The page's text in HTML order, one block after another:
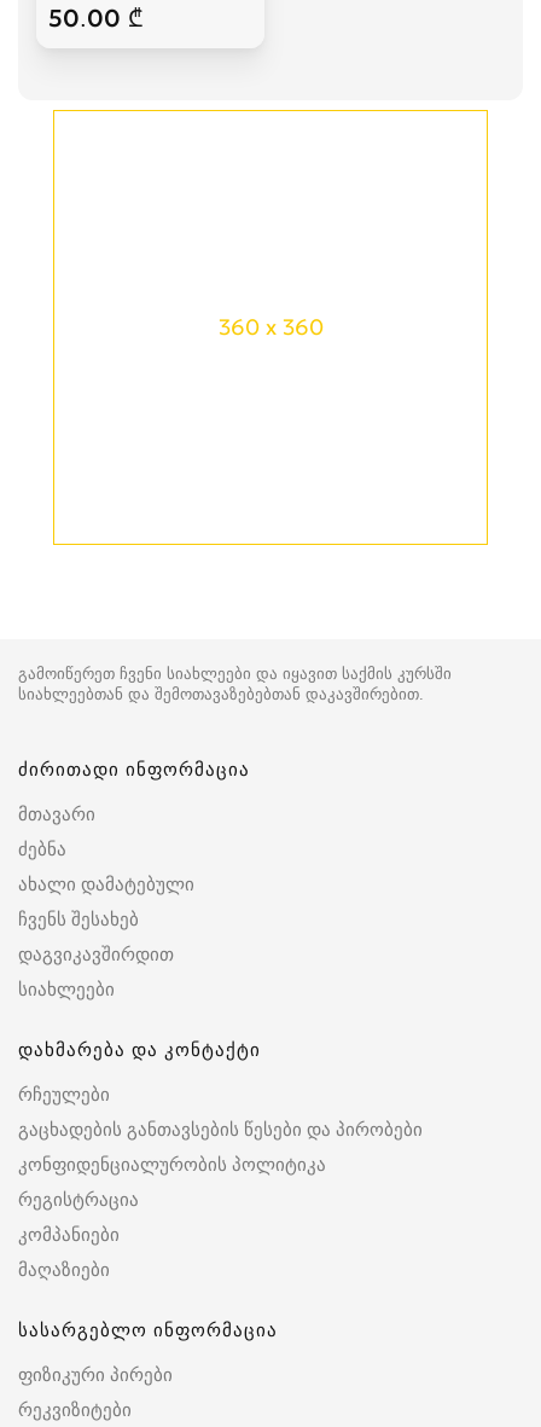
50.00 ₾
360 x 360
გამოიწერეთ ჩვენი სიახლეები და იყავით საქმის კურსში
სიახლეებთან და შემოთავაზებებთან დაკავშირებით.
ძირითადი ინფორმაცია
მთავარი
ძებნა
ახალი დამატებული
ჩვენს შესახებ
დაგვიკავშირდით
სიახლეები
დახმარება და კონტაქტი
რჩეულები
გაცხადების განთავსების წესები და პირობები
კონფიდენციალურობის პოლიტიკა
რეგისტრაცია
კომპანიები
მაღაზიები
სასარგებლო ინფორმაცია
ფიზიკური პირები
რეკვიზიტები